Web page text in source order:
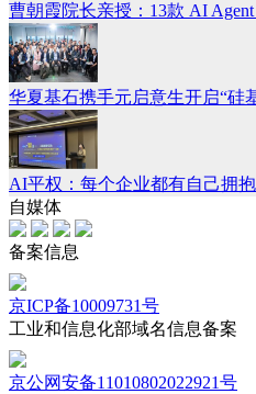
曹朝霞院长亲授：13款 AI
华夏基石携手元启意生开启“硅
AI平权：每个企业都有自己拥
自媒体
备案信息
京ICP备10009731号
工业和信息化部域名信息备案
京公网安备11010802022921号